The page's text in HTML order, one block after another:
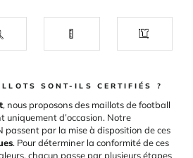
SONT-ILS CERTIFIÉS ?
, nous proposons des maillots de football
uniquement d’occasion. Notre
passent par la mise à disposition de ces
. Pour déterminer la conformité de ces
chacun passe par plusieurs étapes